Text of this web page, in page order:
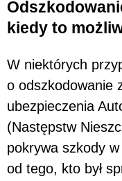
kiedy to
W niektórych
o odszkodowanie
ubezpieczenia
(Następstw
pokrywa szkody
od tego, kto był